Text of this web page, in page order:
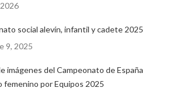
social alevín, infantil y cadete 2025
9, 2025
imágenes del Campeonato de España
femenino por Equipos 2025